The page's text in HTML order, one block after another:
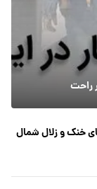
راحت
خنک و زلال شمال